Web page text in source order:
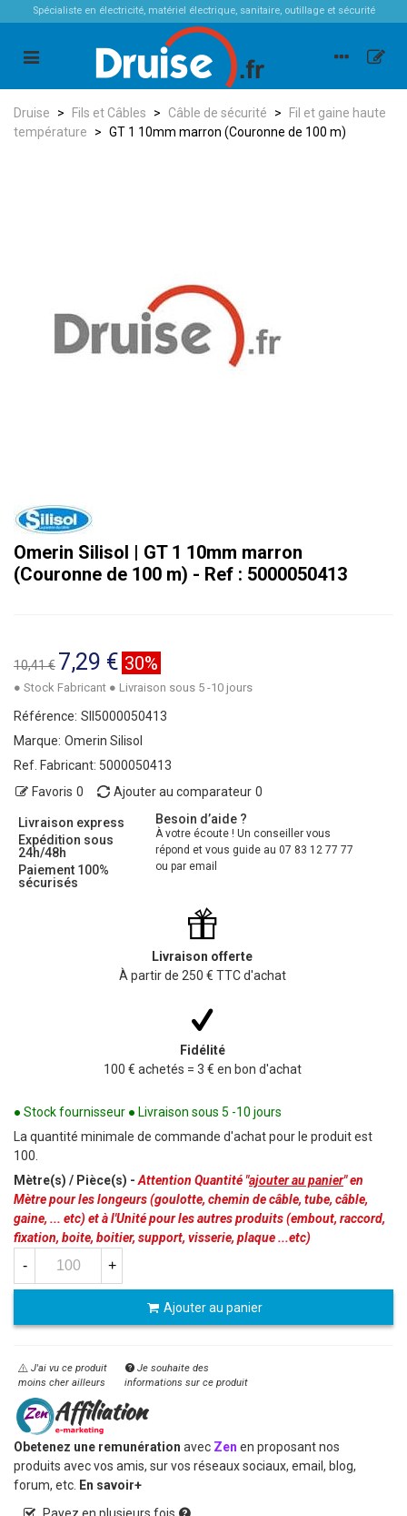
Spécialiste en électricité, matériel électrique, sanitaire, outillage et sécurité
Druise > Fils et Câbles > Câble de sécurité >
Fil et gaine haute
température
> GT 1 10mm marron (Couronne de 100 m)
Omerin Silisol | GT 1 10mm marron
(Couronne de 100 m) - Ref : 5000050413
10,41 € 7,29 € 30%
● Stock Fabricant ● Livraison sous 5 -10 jours
Référence: SII5000050413
Marque: Omerin Silisol
Ref. Fabricant: 5000050413
Favoris 0 Ajouter au comparateur 0
Livraison express
Expédition sous
24h/48h
Paiement 100%
sécurisés
Besoin d’aide ?
À votre écoute ! Un conseiller vous
répond et vous guide au 07 83 12 77 77
ou par email
Livraison offerte
À partir de 250 € TTC d'achat
Fidélité
100 € achetés = 3 € en bon d'achat
● Stock fournisseur ● Livraison sous 5 -10 jours
La quantité minimale de commande d'achat pour le produit est
100.
Mètre(s) / Pièce(s) - Attention Quantité "ajouter au panier" en
Mètre pour les longeurs (goulotte, chemin de câble, tube, câble,
gaine, ... etc) et à l'Unité pour les autres produits (embout, raccord,
fixation, boite, boitier, support, visserie, plaque ...etc)
- +
Ajouter au panier
J'ai vu ce produit
moins cher ailleurs
Je souhaite des
informations sur ce produit
Obetenez une remunération avec Zen en proposant nos
produits avec vos amis, sur vos réseaux sociaux, email, blog,
forum, etc. En savoir+